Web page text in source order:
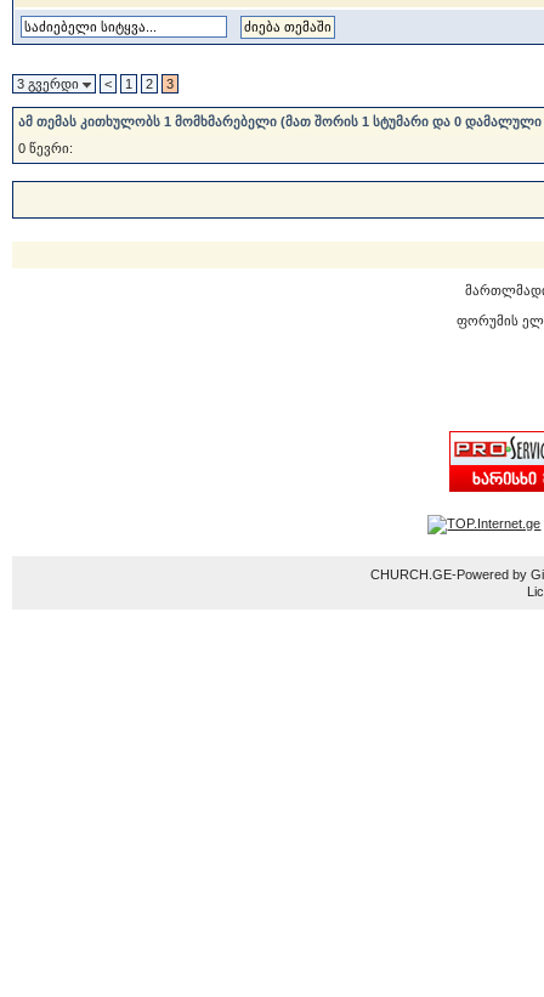
3 გვერდი < 1 2 3
ამ თემას კითხულობს 1 მომხმარებელი (მათ შორის 1 სტუმარი და 0 დამალული
0 წევრი:
ფორუმის
CHURCH.GE-Powered by